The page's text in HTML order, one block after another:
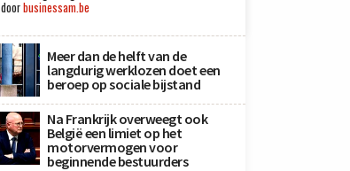
doorbusinessam.be
Meer dan de helft van de
langdurig werklozen doet een
beroep op sociale bijstand
Na Frankrijk overweegt ook
België een limiet op het
motorvermogen voor
beginnende bestuurders